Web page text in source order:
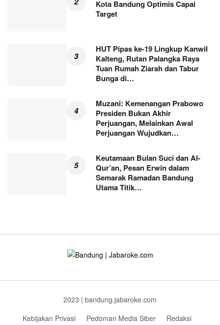
Kota Bandung Optimis Capai
Target
HUT Pipas ke-19 Lingkup Kanwil
Kalteng, Rutan Palangka Raya
Tuan Rumah Ziarah dan Tabur
Bunga di…
Muzani: Kemenangan Prabowo
Presiden Bukan Akhir
Perjuangan, Melainkan Awal
Perjuangan Wujudkan…
Keutamaan Bulan Suci dan Al-
Qur’an, Pesan Erwin dalam
Semarak Ramadan Bandung
Utama Titik…
2023 | bandung.jabaroke.com
Kebijakan Privasi
Pedoman Media Siber Redaksi